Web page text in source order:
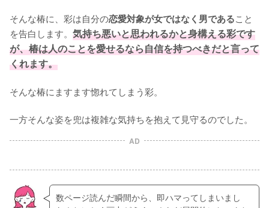
そんな椿に、彩は自分の恋愛対象が女ではなく男であること
を告白します。 気持ち悪いと思われるかと身構える彩です
が、椿は人のことを愛せるなら自信を持つべきだと言って
くれます。
そんな椿にますます惚れてしまう彩。
一方そんな姿を兜は複雑な気持ちを抱えて見守るのでした。
AD
数ページ読んだ瞬間から、即ハマってしまいまし